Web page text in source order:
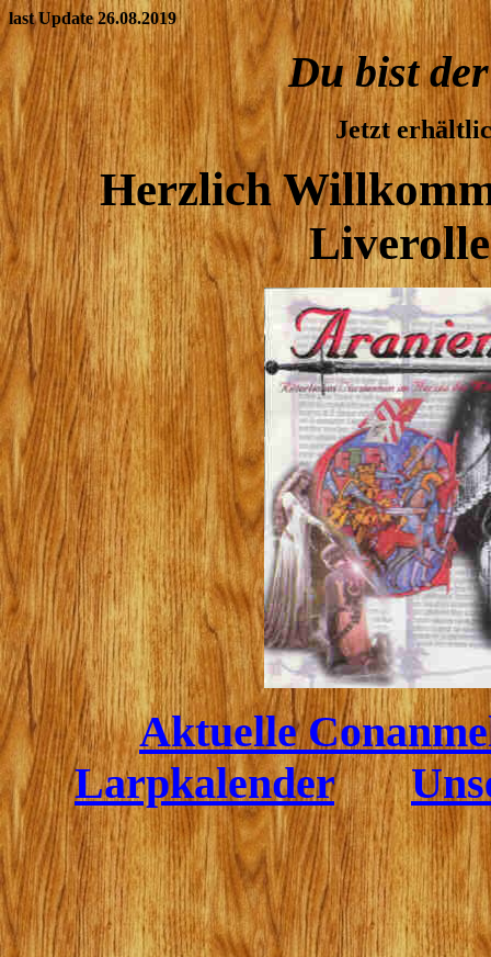
last Update 26.08.2019
Du bist
Jetzt
Herzlich
Aktuelle
Larpkalender